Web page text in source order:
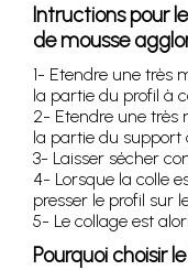
Intructions pour
de mousse
1- Etendre une très
la partie du profil à
2- Etendre une très
la partie du support
3- Laisser sécher
4- Lorsque la colle
presser le profil sur
5- Le collage est
Pourquoi choisir